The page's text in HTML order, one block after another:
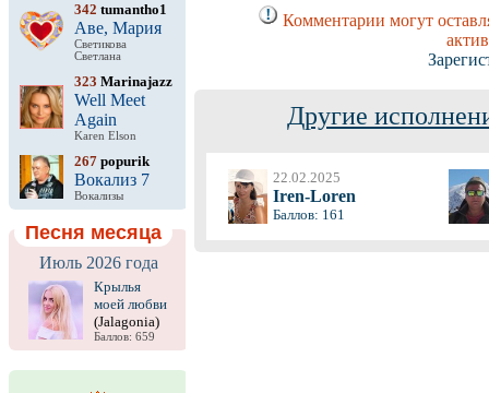
342 tumantho1
Аве, Мария
Светикова
Светлана
323 Marinajazz
Well Meet
Again
Karen Elson
267 popurik
Вокализ 7
Вокализы
Песня месяца
Июль 2026 года
Крылья
моей любви
(Jalagonia)
Баллов: 659
Комментарии могут
Другие
22.02.2025
Iren-Loren
Баллов: 161